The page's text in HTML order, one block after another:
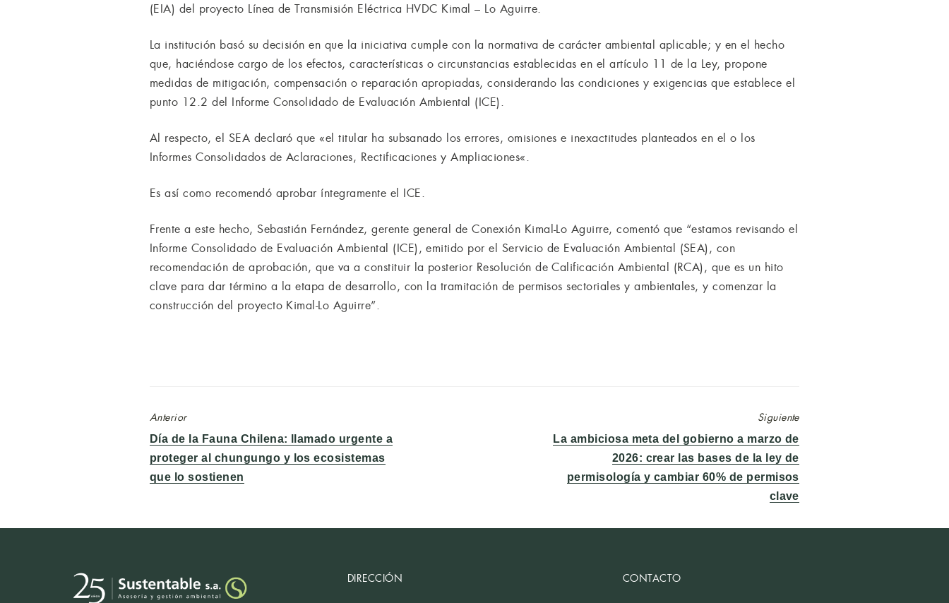
(EIA) del proyecto Línea de Transmisión Eléctrica HVDC Kimal – Lo Aguirre.
La institución basó su decisión en que la iniciativa cumple con la normativa de carácter ambiental aplicable; y en el hecho
que, haciéndose cargo de los efectos, características o circunstancias establecidas en el artículo 11 de la Ley, propone
medidas de mitigación, compensación o reparación apropiadas, considerando las condiciones y exigencias que establece el
punto 12.2 del Informe Consolidado de Evaluación Ambiental (ICE).
Al respecto, el SEA declaró que «el titular ha subsanado los errores, omisiones e inexactitudes planteados en el o los
Informes Consolidados de Aclaraciones, Rectificaciones y Ampliaciones«.
Es así como recomendó aprobar íntegramente el ICE.
Frente a este hecho, Sebastián Fernández, gerente general de Conexión Kimal-Lo Aguirre, comentó que “estamos revisando el
Informe Consolidado de Evaluación Ambiental (ICE), emitido por el Servicio de Evaluación Ambiental (SEA), con
recomendación de aprobación, que va a constituir la posterior Resolución de Calificación Ambiental (RCA), que es un hito
clave para dar término a la etapa de desarrollo, con la tramitación de permisos sectoriales y ambientales, y comenzar la
construcción del proyecto Kimal-Lo Aguirre”.
Anterior
Entrada
anterior:
Día de la Fauna Chilena: llamado urgente a
proteger al chungungo y los ecosistemas
que lo sostienen
Siguiente
Entrada
La ambiciosa meta del gobierno a marzo de
2026: crear las bases de la ley de
permisología y cambiar 60% de permisos
clave
DIRECCIÓN CONTACTO